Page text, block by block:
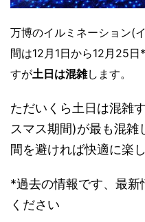
万博のイルミネーション(
間は12月1日から12月25
すが土日は混雑します。
ただいくら土日は混雑
スマス期間)が最も混雑
間を避ければ快適に楽
*過去の情報です、最
ください